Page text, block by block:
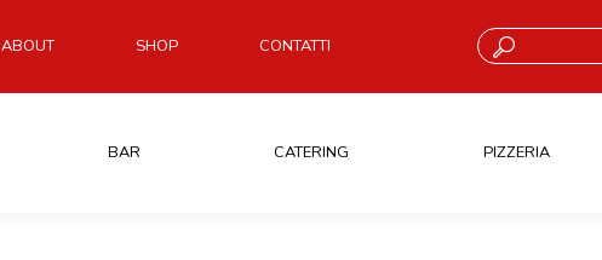
ABOUT SHOP CONTATTI Cosa stai cercando?
BAR CATERING PIZZERIA